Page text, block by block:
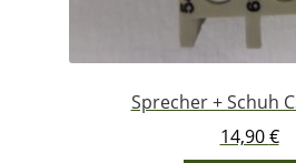
Sprecher + Schuh
14,90€